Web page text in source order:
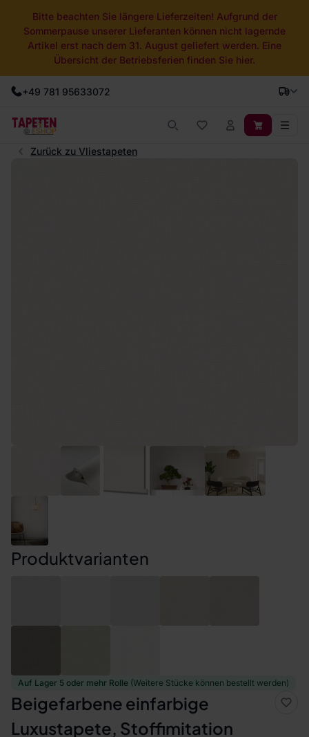
Bitte beachten Sie längere Lieferzeiten! Aufgrund der
Sommerpause unserer Lieferanten können nicht lagernde
Artikel erst nach dem 31. August geliefert werden. Eine
Übersicht der Betriebsferien finden Sie hier.
+49 781 95633072
Zurück zu Vliestapeten
Auf Lager 5 oder mehr Rolle (Weitere Stücke können bestellt werden)
Beigefarbene einfarbige
Luxustapete, Stoffimitation
Produktvarianten